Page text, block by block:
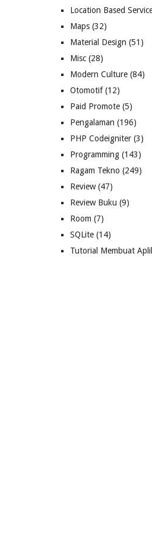
Location Based
Maps (32)
Material Design (51)
Misc (28)
Modern Culture (84)
Otomotif(12)
Paid Promote (5)
Pengalaman (196)
PHP Codeigniter (3)
Programming (143)
Ragam Tekno (249)
Review(47)
Review Buku (9)
Room (7)
SQLite (14)
Tutorial Membuat